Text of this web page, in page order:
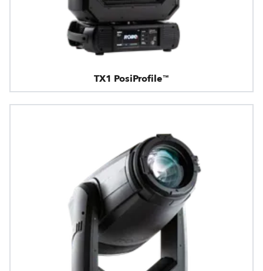
TX1 PosiProfile™